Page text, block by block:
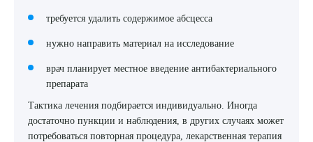
требуется удалить содержимое абсцесса
нужно направить материал на исследование
врач планирует местное введение антибактериального
препарата
Тактика лечения подбирается индивидуально. Иногда
достаточно пункции и наблюдения, в других случаях может
потребоваться повторная процедура, лекарственная терапия